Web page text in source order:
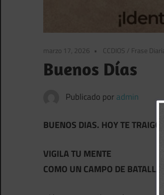
marzo 17, 2026 CCDIOS / Frase
Buenos Días
Publicado por admin
BUENOS DIAS. HOY TE TRAIGO
VIGILA TU MENTE
COMO UN CAMPO DE BATALLA